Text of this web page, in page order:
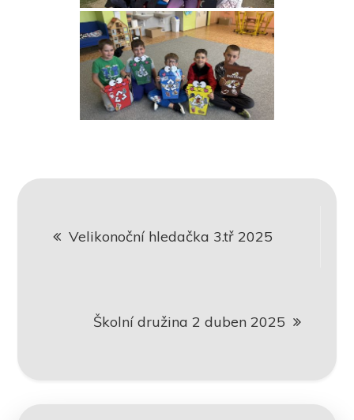
pro
příspěvek
Velikonoční hledačka 3.tř 2025
Školní družina 2 duben 2025